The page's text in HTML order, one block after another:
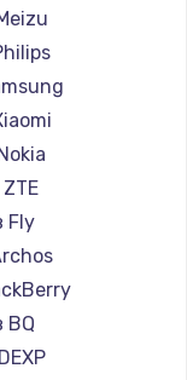
Fly
BQ